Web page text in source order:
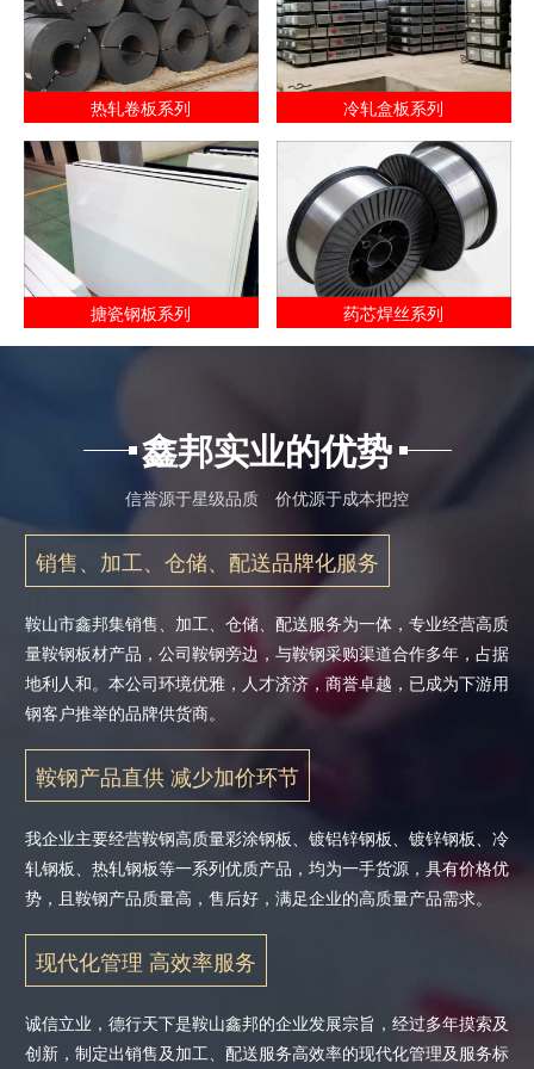
热轧卷板系列 冷轧盒板系列
搪瓷钢板系列 药芯焊丝系列
鑫邦实业的优势
信誉源于星级品质 价优源于成本把控
销售、加工、仓储、配送品牌化服务
鞍山市鑫邦集销售、加工、仓储、配送服务为一体，专业经营高质
量鞍钢板材产品，公司鞍钢旁边，与鞍钢采购渠道合作多年，占据
地利人和。本公司环境优雅，人才济济，商誉卓越，已成为下游用
钢客户推举的品牌供货商。
鞍钢产品直供 减少加价环节
我企业主要经营鞍钢高质量彩涂钢板、镀铝锌钢板、镀锌钢板、冷
轧钢板、热轧钢板等一系列优质产品，均为一手货源，具有价格优
势，且鞍钢产品质量高，售后好，满足企业的高质量产品需求。
现代化管理 高效率服务
诚信立业，德行天下是鞍山鑫邦的企业发展宗旨，经过多年摸索及
创新，制定出销售及加工、配送服务高效率的现代化管理及服务标